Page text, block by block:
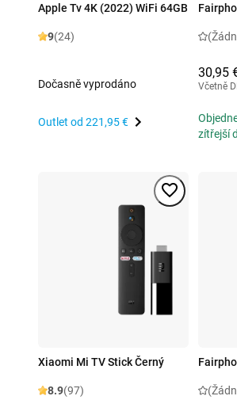
Apple Tv 4K (2022) WiFi 64GB
9(24)
Dočasně vyprodáno
Outlet od 221,95 €
30,95
Včetně
zítřejší
Xiaomi Mi TV Stick Černý
8.9(97)